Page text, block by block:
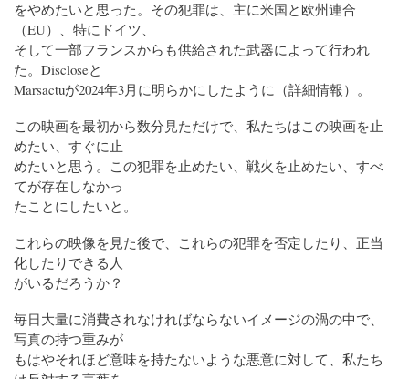
をやめたいと思った。その犯罪は、主に米国と欧州連合
（EU）、特にドイツ、
そして一部フランスからも供給された武器によって行われ
た。Discloseと
Marsactuが2024年3月に明らかにしたように（詳細情報）。
この映画を最初から数分見ただけで、私たちはこの映画を止
めたい、すぐに止
めたいと思う。この犯罪を止めたい、戦火を止めたい、すべ
てが存在しなかっ
たことにしたいと。
これらの映像を見た後で、これらの犯罪を否定したり、正当
化したりできる人
がいるだろうか？
毎日大量に消費されなければならないイメージの渦の中で、
写真の持つ重みが
もはやそれほど意味を持たないような悪意に対して、私たち